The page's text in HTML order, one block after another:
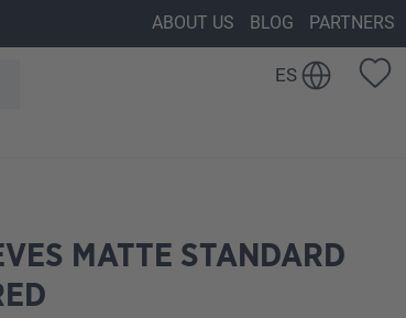
ABOUT US BLOG PARTNERS
ES
MATTE STANDARD